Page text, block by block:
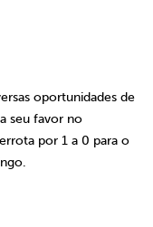
oportunidades de
seu favor no
por 1 a 0 para o